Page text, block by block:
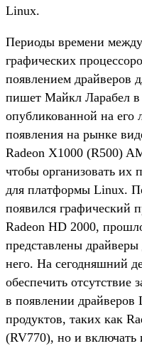
Linux.
Периоды времени
графических
появлением драйверов
пишет Майкл Ларабел в
опубликованной на его
появления на рынке
Radeon X1000 (R500)
чтобы организовать их
для платформы Linux.
появился графический
Radeon HD 2000,
представлены драйверы
него. На сегодняшний
обеспечить отсутствие
в появлении
продуктов, таких как
(RV770), но и включать